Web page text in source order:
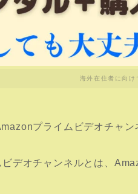
海外在住者に向け
プライムビデオチャン
デオチャンネルとは、